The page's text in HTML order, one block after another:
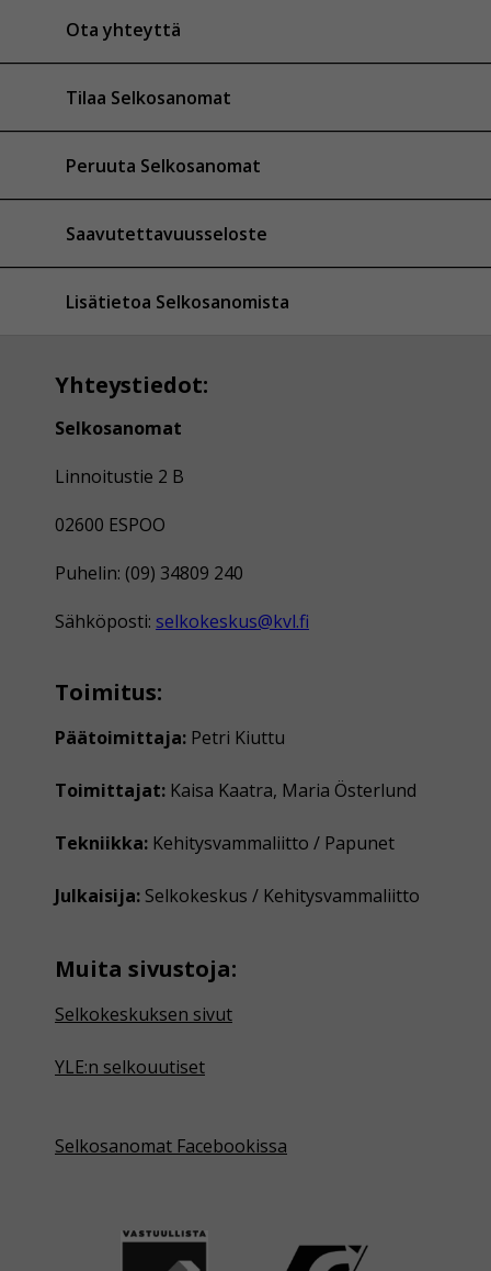
Ota yhteyttä
Tilaa Selkosanomat
Peruuta Selkosanomat
Saavutettavuusseloste
Lisätietoa Selkosanomista
Yhteystiedot:
Selkosanomat
Linnoitustie 2 B
02600 ESPOO
Puhelin: (09) 34809 240
Sähköposti: selkokeskus@kvl.fi
Toimitus:
Päätoimittaja: Petri Kiuttu
Toimittajat: Kaisa Kaatra, Maria Österlund
Tekniikka: Kehitysvammaliitto / Papunet
Julkaisija: Selkokeskus / Kehitysvammaliitto
Muita sivustoja:
Selkokeskuksen sivut
YLE:n selkouutiset
Selkosanomat Facebookissa